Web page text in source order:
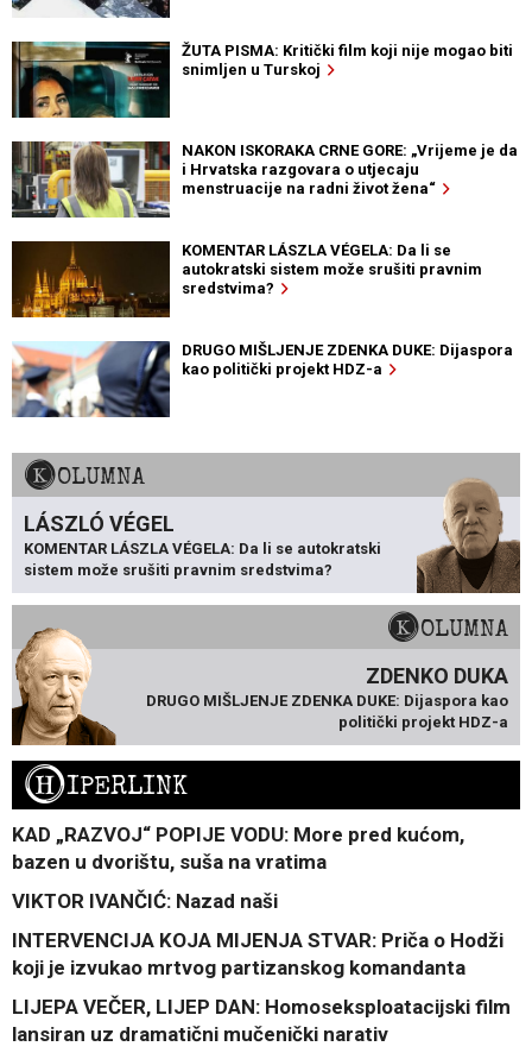
ŽUTA PISMA: Kritički film koji nije mogao biti
snimljen u Turskoj
NAKON ISKORAKA CRNE GORE: „Vrijeme je da
i Hrvatska razgovara o utjecaju
menstruacije na radni život žena“
KOMENTAR LÁSZLA VÉGELA: Da li se
autokratski sistem može srušiti pravnim
sredstvima?
DRUGO MIŠLJENJE ZDENKA DUKE: Dijaspora
kao politički projekt HDZ-a
KOLUMNA
LÁSZLÓ VÉGEL
KOMENTAR LÁSZLA VÉGELA: Da li se autokratski
sistem može srušiti pravnim sredstvima?
KOLUMNA
ZDENKO DUKA
DRUGO MIŠLJENJE ZDENKA DUKE: Dijaspora kao
politički projekt HDZ-a
HIPERLINK
KAD „RAZVOJ“ POPIJE VODU: More pred kućom,
bazen u dvorištu, suša na vratima
VIKTOR IVANČIĆ: Nazad naši
INTERVENCIJA KOJA MIJENJA STVAR: Priča o Hodži
koji je izvukao mrtvog partizanskog komandanta
LIJEPA VEČER, LIJEP DAN: Homoseksploatacijski film
lansiran uz dramatični mučenički narativ